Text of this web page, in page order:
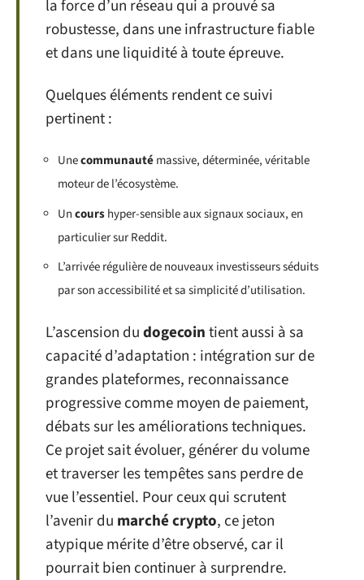
la force d’un réseau qui a prouvé sa
robustesse, dans une infrastructure fiable
et dans une liquidité à toute épreuve.
Quelques éléments rendent ce suivi
pertinent :
Unecommunautémassive, déterminée, véritable
moteur de l’écosystème.
Uncourshyper-sensible aux signaux sociaux, en
particulier sur Reddit.
L’arrivée régulière de nouveaux investisseurs séduits
par son accessibilité et sa simplicité d’utilisation.
L’ascension dudogecointient aussi à sa
capacité d’adaptation : intégration sur de
grandes plateformes, reconnaissance
progressive comme moyen de paiement,
débats sur les améliorations techniques.
Ce projet sait évoluer, générer du volume
et traverser les tempêtes sans perdre de
vue l’essentiel. Pour ceux qui scrutent
l’avenir du marché crypto, ce jeton
atypique mérite d’être observé, car il
pourrait bien continuer à surprendre.